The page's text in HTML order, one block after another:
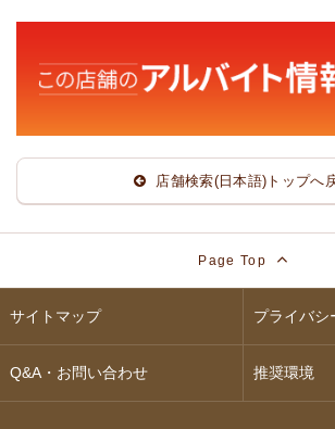
店舗検索(日本語)トップへ
Page Top
サイトマップ プライバシ
Q&A・お問い合わせ 推奨環境